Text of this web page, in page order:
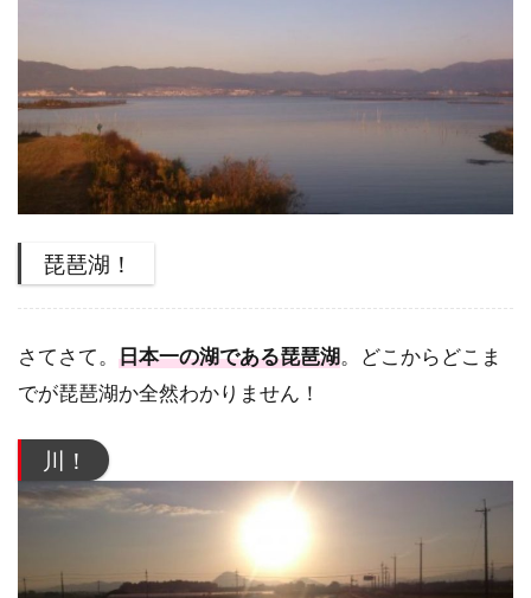
琵琶湖！
さてさて。 日本一の湖である琵琶湖。どこからどこま
でが琵琶湖か全然わかりません！
川！